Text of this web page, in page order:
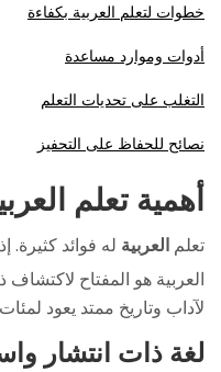
خطوات لتعلم العربية بكفاءة
أدوات وموارد مساعدة
التغلب على تحديات التعلم
نصائح للحفاظ على التحفيز
أهمية تعلم
تعلم العربية له فوائد كثيرة.
العربية هو المفتاح لاكتشاف
لآداب وتاريخ ممتد يعود
لغة ذات انتشار